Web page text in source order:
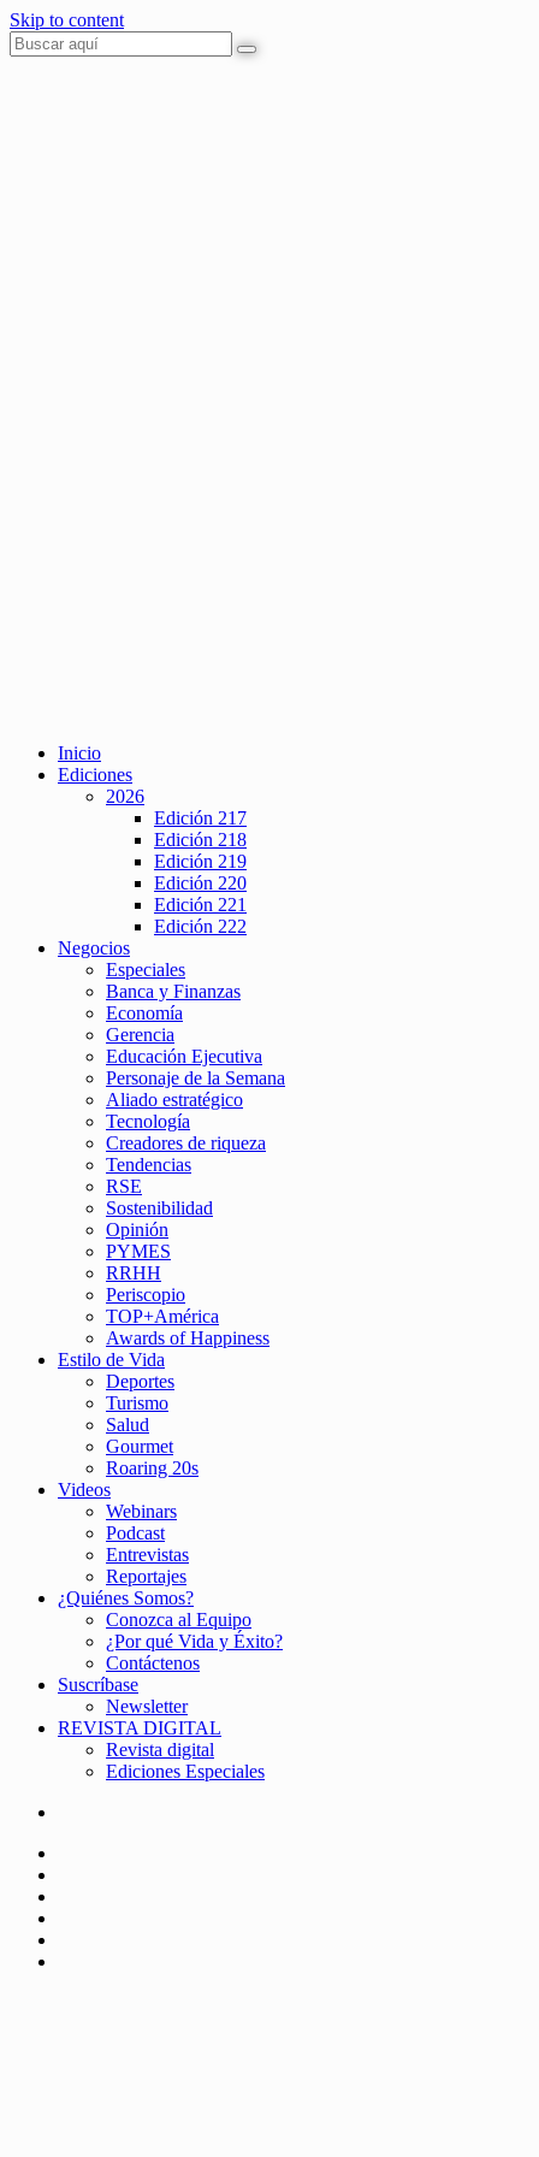
Skip to content
Inicio
Ediciones
2026
Edición 217
Edición 218
Edición 219
Edición 220
Edición 221
Edición 222
Negocios
Especiales
Banca y Finanzas
Economía
Gerencia
Educación Ejecutiva
Personaje de la Semana
Aliado estratégico
Tecnología
Creadores de riqueza
Tendencias
RSE
Sostenibilidad
Opinión
PYMES
RRHH
Periscopio
TOP+América
Awards of Happiness
Estilo de Vida
Deportes
Turismo
Salud
Gourmet
Roaring 20s
Videos
Webinars
Podcast
Entrevistas
Reportajes
¿Quiénes Somos?
Conozca al Equipo
¿Por qué Vida y Éxito?
Contáctenos
Suscríbase
Newsletter
REVISTA DIGITAL
Revista digital
Ediciones Especiales